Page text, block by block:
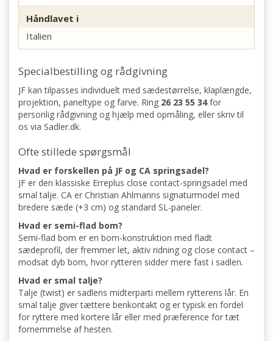
Håndlavet i
Italien
Specialbestilling og rådgivning
JF kan tilpasses individuelt med sædestørrelse, klaplængde,
projektion, paneltype og farve. Ring 26 23 55 34for
personlig rådgivning og hjælp med opmåling, eller skriv til
os via Sadler.dk.
Ofte stillede spørgsmål
Hvad er forskellen på JF og CA springsadel?
JF er den klassiske Erreplus close contact-springsadel med
smal talje. CA er Christian Ahlmanns signaturmodel med
bredere sæde (+3 cm) og standard SL-paneler.
Hvad er semi-flad bom?
Semi-flad bom er en bom-konstruktion med fladt
sædeprofil, der fremmer let, aktiv ridning og close contact –
modsat dyb bom, hvor rytteren sidder mere fast i sadlen.
Hvad er smal talje?
Talje (twist) er sadlens midterparti mellem rytterens lår. En
smal talje giver tættere benkontakt og er typisk en fordel
for ryttere med kortere lår eller med præference for tæt
fornemmelse af hesten.